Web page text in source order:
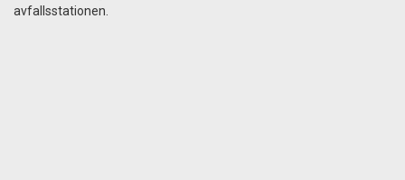
avfallsstationen.